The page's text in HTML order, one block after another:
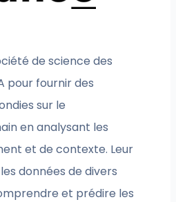
de science des
pour fournir des
sur le
en analysant les
et de contexte. Leur
données de divers
et prédire les